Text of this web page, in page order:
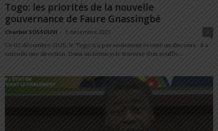
Togo: les priorités de la nouvelle
gouvernance de Faure Gnassingbé
Charbel SOSSOUVI - 3 décembre 2025
0
Ce 02 décembre 2025, le Togo n’a pas seulement écouté un discours : il a
entendu une direction. Dans un hémicycle traversé d’un souffle...